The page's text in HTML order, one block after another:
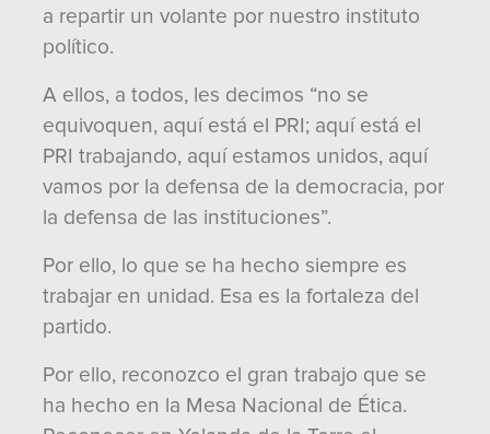
a repartir un volante por nuestro instituto
político.
A ellos, a todos, les decimos “no se
equivoquen, aquí está el PRI; aquí está el
PRI trabajando, aquí estamos unidos, aquí
vamos por la defensa de la democracia, por
la defensa de las instituciones”.
Por ello, lo que se ha hecho siempre es
trabajar en unidad. Esa es la fortaleza del
partido.
Por ello, reconozco el gran trabajo que se
ha hecho en la Mesa Nacional de Ética.